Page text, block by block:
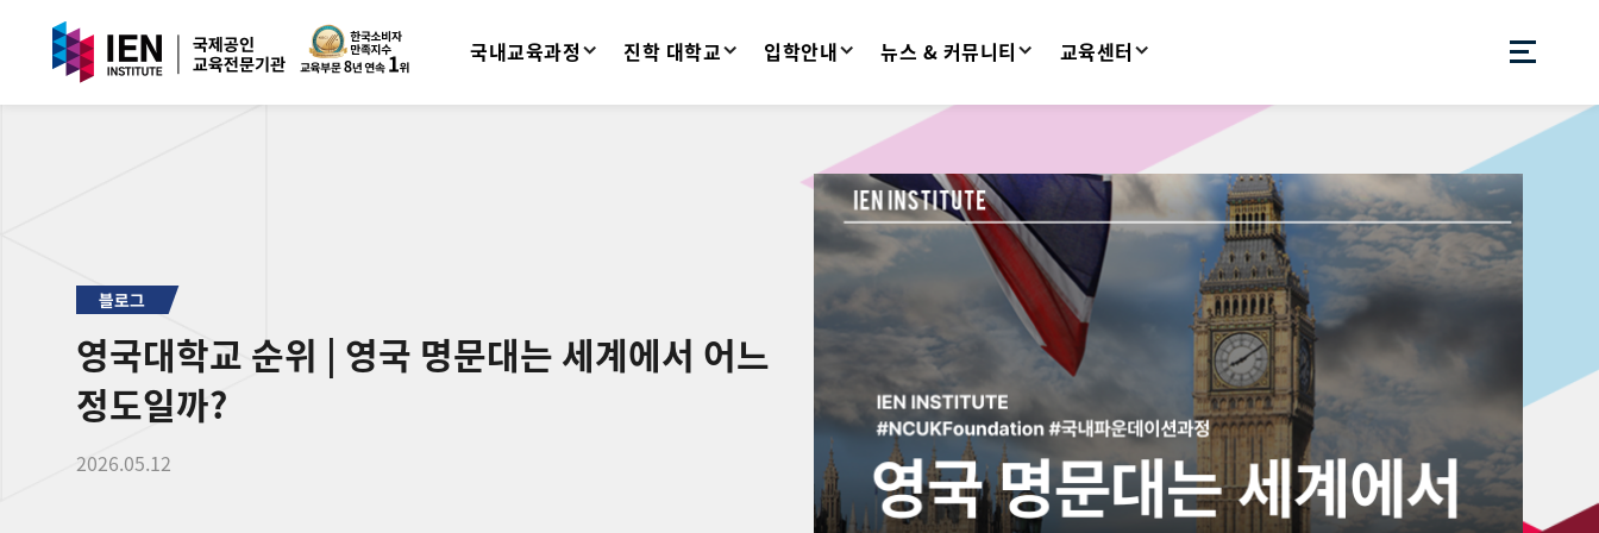
국내교육과정 진학 대학교 입학안내 뉴스 & 커뮤니티 교육센터
블로그
영국대학교 순위 | 영국 명문대는 세계에서 어느
정도일까?
2026.05.12
1